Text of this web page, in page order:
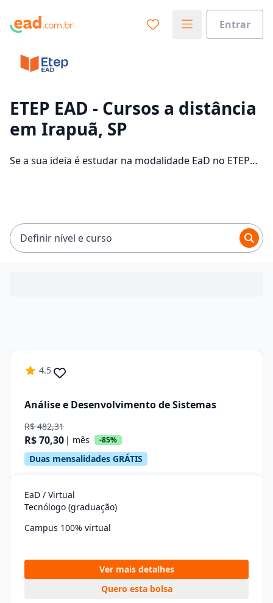
Entrar
Vamos te guiar no caminho ideal para seus estudos
ETEP EAD - Cursos a distância
em Irapuã, SP
Se a sua ideia é estudar na modalidade EaD no ETEP
Definir nível e curso
4.5
Análise e Desenvolvimento de Sistemas
R$ 482,31
R$ 70,30 | mês -85%
Duas mensalidades GRÁTIS
EaD / Virtual
Tecnólogo (graduação)
Campus 100% virtual
Ver mais detalhes
Quero esta bolsa